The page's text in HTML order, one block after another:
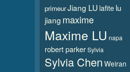
primeurJiang LU lafite lu
jiang maxime
Maxime LU napa
robert parkerSylvia
Sylvia Chen Weiran